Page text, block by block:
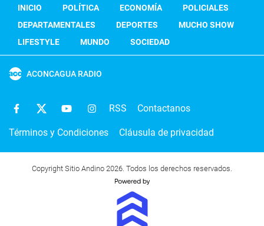
INICIO POLÍTICA ECONOMÍA
POLICIALES
DEPARTAMENTALES
DEPORTES
MUCHO SHOW
LIFESTYLE
MUNDO SOCIEDAD
ACONCAGUA RADIO
RSS Contactanos
Términos y Condiciones Cláusula de privacidad
Copyright Sitio Andino 2026. Todos los derechos reservados.